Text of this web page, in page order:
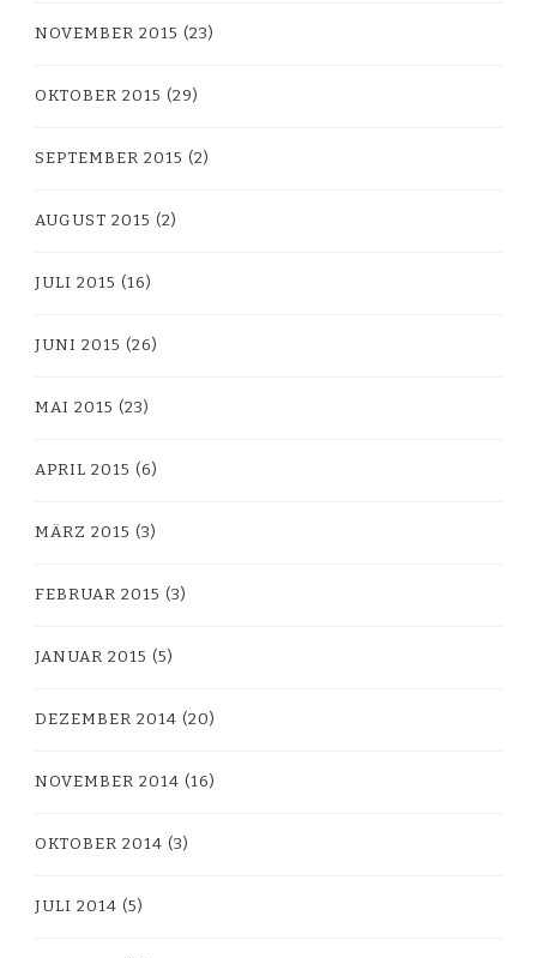
NOVEMBER 2015 (23)
OKTOBER 2015 (29)
SEPTEMBER 2015 (2)
AUGUST 2015 (2)
JULI 2015 (16)
JUNI 2015 (26)
MAI 2015 (23)
APRIL 2015 (6)
MÄRZ 2015 (3)
FEBRUAR 2015 (3)
JANUAR 2015 (5)
DEZEMBER 2014 (20)
NOVEMBER 2014 (16)
OKTOBER 2014 (3)
JULI 2014 (5)